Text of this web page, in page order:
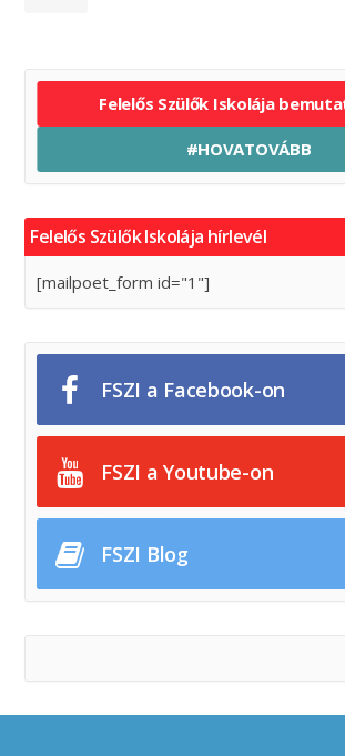
Felelős Szülők Iskolája
#HOVATOVÁBB
Felelős Szülők Iskolája hírlevél
[mailpoet_form id="1"]
FSZI a Facebook-on
FSZI a Youtube-on
FSZI Blog